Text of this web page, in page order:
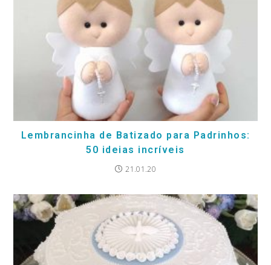
Lembrancinha de Batizado para Padrinhos:
50 ideias incríveis
21.01.20